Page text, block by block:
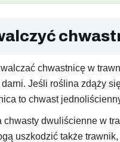
chwastnicę w
Jeśli roślina zdąży
to chwast
chwasty dwuliścienne w
uszkodzić także